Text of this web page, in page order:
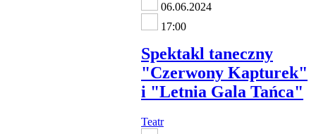
06.06.2024
17:00
Spektakl taneczny
"Czerwony Kapturek"
i "Letnia Gala Tańca"
Teatr